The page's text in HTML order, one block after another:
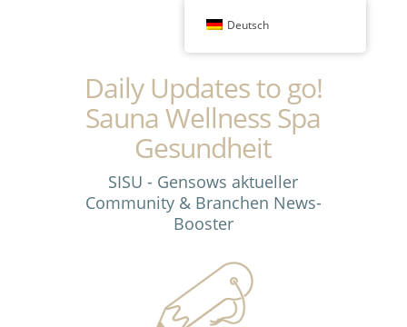
Daily Updates to go!
Sauna Wellness Spa
Gesundheit
SISU - Gensows aktueller
Community & Branchen News-
Booster
Deutsch